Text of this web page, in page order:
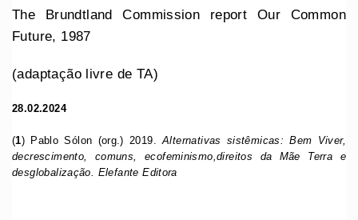
The Brundtland Commission report Our Common
Future, 1987
(adaptação livre de TA)
28.02.2024
(1) Pablo Sólon (org.) 2019.Alternativas sistêmicas: Bem Viver,
decrescimento, comuns, ecofeminismo,direitos da Mãe Terra e
desglobalização. Elefante Editora